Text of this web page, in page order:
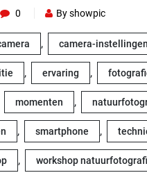
0 By showpic
, camera-instellingen
, ervaring ,
momenten ,
, smartphone ,
, workshop